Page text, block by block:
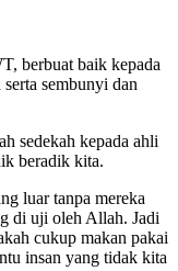
berbuat baik kepada
sembunyi dan
sedekah kepada ahli
beradik kita.
luar tanpa mereka
di uji oleh Allah. Jadi
cukup makan pakai
insan yang tidak kita